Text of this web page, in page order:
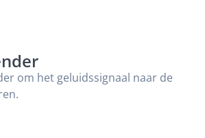
om het geluidssignaal naar de